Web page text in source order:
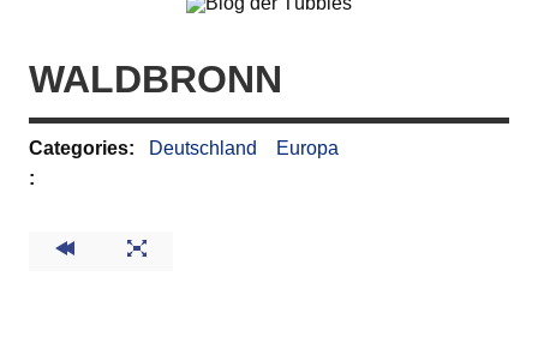
WALDBRONN
Categories: Deutschland
Europa
: